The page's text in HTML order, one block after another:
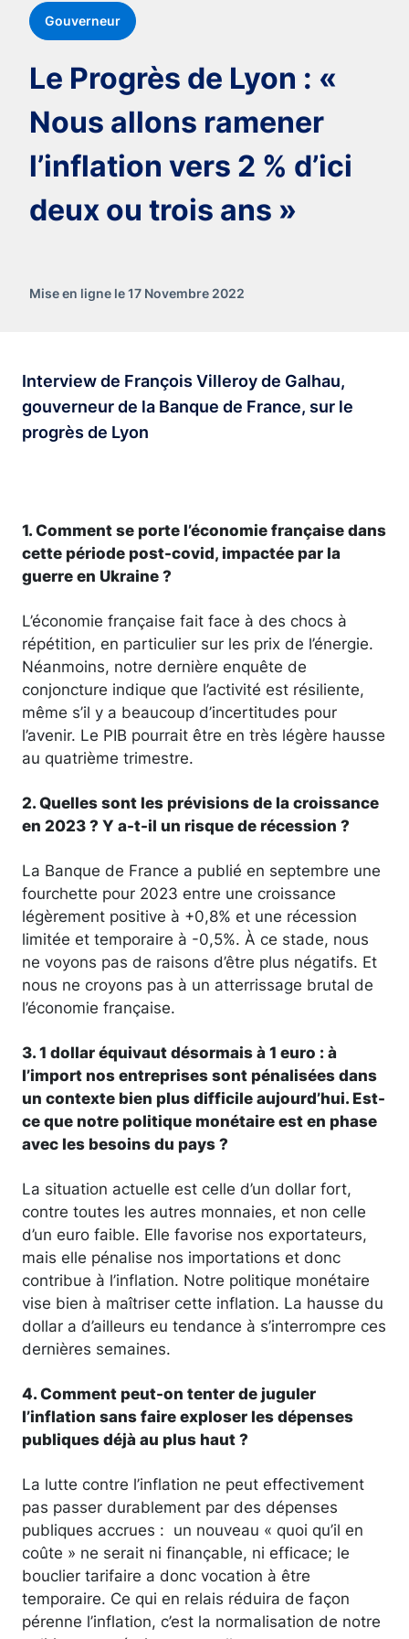
Gouverneur
Le Progrès de Lyon : «
Nous allons ramener
l’inflation vers 2 % d’ici
deux ou trois ans »
Mise en ligne le 17 Novembre 2022
Interview de François Villeroy de Galhau,
gouverneur de la Banque de France, sur le
progrès de Lyon
1. Comment se porte l’économie française dans
cette période post-covid, impactée par la
guerre en Ukraine ?
L’économie française fait face à des chocs à
répétition, en particulier sur les prix de l’énergie.
Néanmoins, notre dernière enquête de
conjoncture indique que l’activité est résiliente,
même s’il y a beaucoup d’incertitudes pour
l’avenir. Le PIB pourrait être en très légère hausse
au quatrième trimestre.
2. Quelles sont les prévisions de la croissance
en 2023 ? Y a-t-il un risque de récession ?
La Banque de France a publié en septembre une
fourchette pour 2023 entre une croissance
légèrement positive à +0,8% et une récession
limitée et temporaire à -0,5%. À ce stade, nous
ne voyons pas de raisons d’être plus négatifs. Et
nous ne croyons pas à un atterrissage brutal de
l’économie française.
3. 1 dollar équivaut désormais à 1 euro : à
l’import nos entreprises sont pénalisées dans
un contexte bien plus difficile aujourd’hui. Est-
ce que notre politique monétaire est en phase
avec les besoins du pays ?
La situation actuelle est celle d’un dollar fort,
contre toutes les autres monnaies, et non celle
d’un euro faible. Elle favorise nos exportateurs,
mais elle pénalise nos importations et donc
contribue à l’inflation. Notre politique monétaire
vise bien à maîtriser cette inflation. La hausse du
dollar a d’ailleurs eu tendance à s’interrompre ces
dernières semaines.
4. Comment peut-on tenter de juguler
l’inflation sans faire exploser les dépenses
publiques déjà au plus haut ?
La lutte contre l’inflation ne peut effectivement
pas passer durablement par des dépenses
publiques accrues : un nouveau « quoi qu’il en
coûte » ne serait ni finançable, ni efficace; le
bouclier tarifaire a donc vocation à être
temporaire. Ce qui en relais réduira de façon
pérenne l’inflation, c’est la normalisation de notre